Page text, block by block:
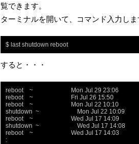
覧できます。
ターミナルを開いて、コマンド入力しま
$ last shutdown reboot
すると・・・
reboot    ~                         Mon Jul 29 23:06
reboot    ~                         Fri Jul 26 15:50
reboot    ~                         Mon Jul 22 10:10
shutdown  ~                         Mon Jul 22 10:09
reboot    ~                         Wed Jul 17 14:09
shutdown  ~                         Wed Jul 17 14:08
reboot    ~                         Wed Jul 17 14:03
: